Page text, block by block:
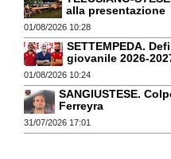
alla presentazione
01/08/2026 10:28
SETTEMPEDA.
giovanile 2026-
01/08/2026 10:24
SANGIUSTESE.
Ferreyra
31/07/2026 17:01